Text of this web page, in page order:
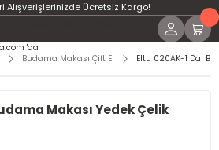
Alışverişlerinizde Ücretsiz Kargo!
Budama Makası Çift El Eltu 020AK-1 Dal
Makası Yedek Çelik